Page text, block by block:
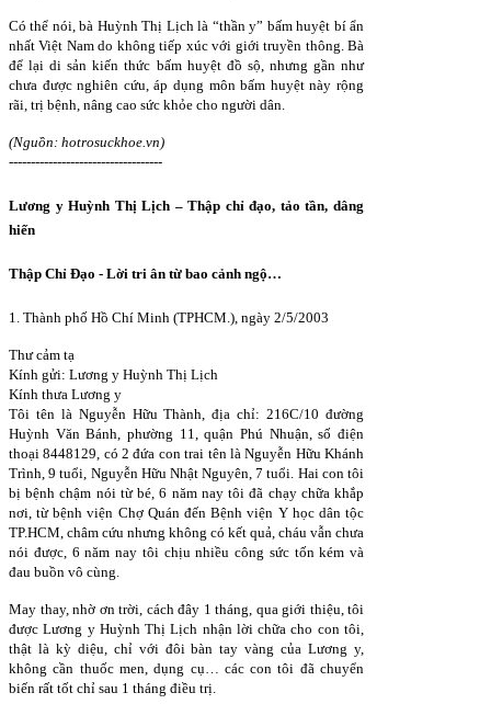
Có thể nói, bà Huỳnh Thị Lịch là “thần y” bấm huyệt bí ẩn
nhất Việt Nam do không tiếp xúc với giới truyền thông. Bà
để lại di sản kiến thức bấm huyệt đồ sộ, nhưng gần như
chưa được nghiên cứu, áp dụng môn bấm huyệt này rộng
rãi, trị bệnh, nâng cao sức khỏe cho người dân.
(Nguồn: hotrosuckhoe.vn)
-----------------------------------
Lương y Huỳnh Thị Lịch – Thập chỉ đạo, tảo tần, dâng
hiến
Thập Chỉ Đạo - Lời tri ân từ bao cảnh ngộ…
1. Thành phố Hồ Chí Minh (TPHCM.), ngày 2/5/2003
Thư cảm tạ
Kính gửi: Lương y Huỳnh Thị Lịch
Kính thưa Lương y
Tôi tên là Nguyễn Hữu Thành, địa chỉ: 216C/10 đường
Huỳnh Văn Bánh, phường 11, quận Phú Nhuận, số điện
thoại 8448129, có 2 đứa con trai tên là Nguyễn Hữu Khánh
Trình, 9 tuổi, Nguyễn Hữu Nhật Nguyên, 7 tuổi. Hai con tôi
bị bệnh chậm nói từ bé, 6 năm nay tôi đã chạy chữa khắp
nơi, từ bệnh viện Chợ Quán đến Bệnh viện Y học dân tộc
TP.HCM, châm cứu nhưng không có kết quả, cháu vẫn chưa
nói được, 6 năm nay tôi chịu nhiều công sức tốn kém và
đau buồn vô cùng.
May thay, nhờ ơn trời, cách đây 1 tháng, qua giới thiệu, tôi
được Lương y Huỳnh Thị Lịch nhận lời chữa cho con tôi,
thật là kỳ diệu, chỉ với đôi bàn tay vàng của Lương y,
không cần thuốc men, dụng cụ… các con tôi đã chuyển
biến rất tốt chỉ sau 1 tháng điều trị.